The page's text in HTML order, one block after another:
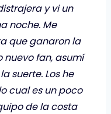
y vi un
noche. Me
que ganaron la
nuevo fan, asumí
suerte. Los he
cual es un poco
de la costa